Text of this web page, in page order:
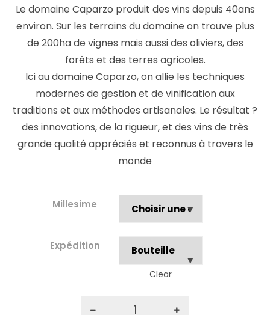
Le domaine Caparzo produit des vins depuis 40ans
environ. Sur les terrains du domaine on trouve plus
de 200ha de vignes mais aussi des oliviers, des
forêts et des terres agricoles.
Ici au domaine Caparzo, on allie les techniques
modernes de gestion et de vinification aux
traditions et aux méthodes artisanales. Le résultat ?
des innovations, de la rigueur, et des vins de très
grande qualité appréciés et reconnus à travers le
monde
Millesime
Expédition
Clear